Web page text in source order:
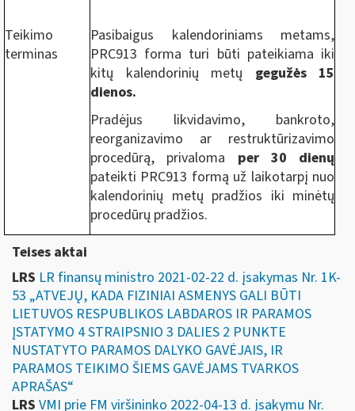
Teikimo
terminas
Pasibaigus kalendoriniams metams,
PRC913 forma turi būti pateikiama iki
kitų kalendorinių metų gegužės 15
dienos.
Pradėjus likvidavimo, bankroto,
reorganizavimo ar restruktūrizavimo
procedūrą, privaloma per 30 dienų
pateikti PRC913 formą už laikotarpį nuo
kalendorinių metų pradžios iki minėtų
procedūrų pradžios.
Teises aktai
LRS LR finansų ministro 2021-02-22 d. įsakymas Nr. 1K-
53 „ATVEJŲ, KADA FIZINIAI ASMENYS GALI BŪTI
LIETUVOS RESPUBLIKOS LABDAROS IR PARAMOS
ĮSTATYMO 4 STRAIPSNIO 3 DALIES 2 PUNKTE
NUSTATYTO PARAMOS DALYKO GAVĖJAIS, IR
PARAMOS TEIKIMO ŠIEMS GAVĖJAMS TVARKOS
APRAŠAS“
LRS VMI prie FM viršininko 2022-04-13 d. įsakymu Nr.